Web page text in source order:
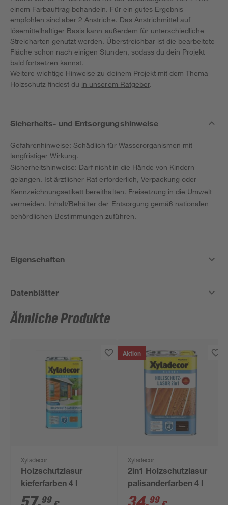
einem Farbauftrag behandeln. Für ein gutes Ergebnis
empfohlen sind aber 2 Anstriche. Das Anstrichmittel auf
lösemittelhaltiger Basis kann außerdem für unterschiedliche
Streicharten genutzt werden. Überstreichbar ist die bearbeitete
Fläche schon nach einigen Stunden, sodass du dein Projekt
bald fortsetzen kannst.
Weitere wichtige Hinweise zu deinem Projekt mit dem Thema
Holzschutz findest du in unserem Ratgeber.
Sicherheits- und Entsorgungshinweise
Gefahrenhinweise: Schädlich für Wasserorganismen mit
langfristiger Wirkung.
Sicherheitshinweise: Darf nicht in die Hände von Kindern
gelangen. Ist ärztlicher Rat erforderlich, Verpackung oder
Kennzeichnungsetikett bereithalten. Freisetzung in die Umwelt
vermeiden. Inhalt/Behälter der Entsorgung gemäß nationalen
behördlichen Bestimmungen zuführen.
Eigenschaften
Datenblätter
Ähnliche Produkte
Xyladecor
Holzschutzlasur
kieferfarben 4 l
99
Aktion
Xyladecor
2in1 Holzschutzlasur
palisanderfarben 4 l
99